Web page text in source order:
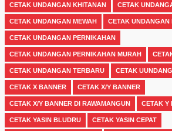
CETAK UNDANGAN KHITANAN CETAK
CETAK UNDANGAN MEWAH CETAK UNDANGAN
CETAK UNDANGAN PERNIKAHAN
CETAK UNDANGAN PERNIKAHAN MURAH
CETAK UNDANGAN TERBARU CETAK
CETAK X BANNER CETAK X/Y BANNER
CETAK X/Y BANNER DI RAWAMANGUN CETAK Y
CETAK YASIN BLUDRU CETAK YASIN CEPAT